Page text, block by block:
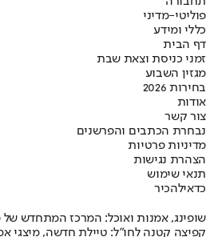
פוליטי-מדיני
כללי ומידע
דף הבית
זמני כניסת וצאת שבת
מגזין השבוע
בחירות 2026
אודות
צור קשר
נבחרת הכתבים והפרשנים
מדיניות פרטיות
הצהרת נגישות
תנאי שימוש
כדאילהכיר
שופינג, אמנות ואוכל: המרכז המתחדש
קפיצה קטנה לחו"ל: טיילת חדשה, מיצגי